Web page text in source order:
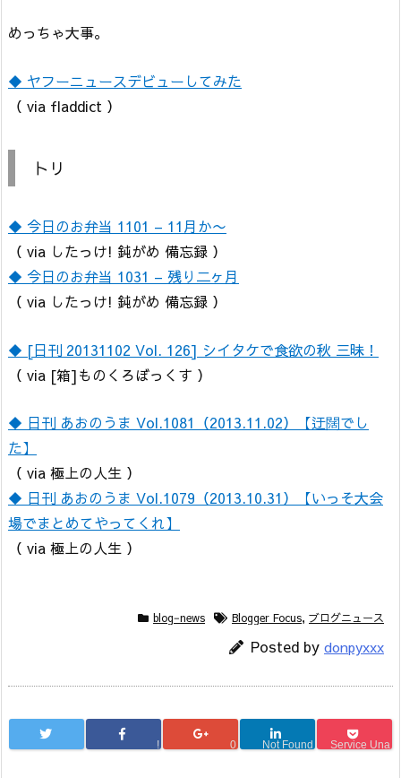
めっちゃ大事。
◆ ヤフーニュースデビューしてみた
（ via fladdict ）
トリ
◆ 今日のお弁当 1101 – 11月か〜
（ via したっけ! 鈍がめ 備忘録 ）
◆ 今日のお弁当 1031 – 残り二ヶ月
（ via したっけ! 鈍がめ 備忘録 ）
◆ [日刊 20131102 Vol. 126] シイタケで食欲の秋 三昧！
（ via [箱]ものくろぼっくす ）
◆ 日刊 あおのうま Vol.1081（2013.11.02）【迂闊でし
た】
（ via 極上の人生 ）
◆ 日刊 あおのうま Vol.1079（2013.10.31）【いっそ大会
場でまとめてやってくれ】
（ via 極上の人生 ）
blog−news Blogger Focus, ブログニュース
Posted by donpyxxx
! 0 Not Found Service Una